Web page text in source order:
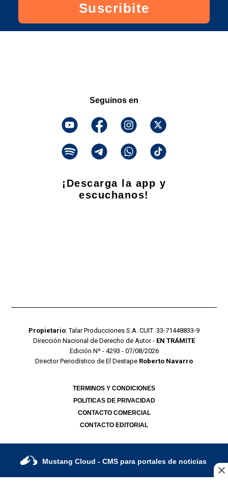
Suscribite
Seguinos en
¡Descarga la app y
escuchanos!
Propietario: Talar Producciones S.A. CUIT: 33-71448833-9
Dirección Nacional de Derecho de Autor - EN TRÁMITE
Edición Nº - 4293 - 07/08/2026
Director Periodístico de El Destape Roberto Navarro
TERMINOS Y CONDICIONES
POLITICAS DE PRIVACIDAD
CONTACTO COMERCIAL
CONTACTO EDITORIAL
Mustang Cloud - CMS para portales de noticias